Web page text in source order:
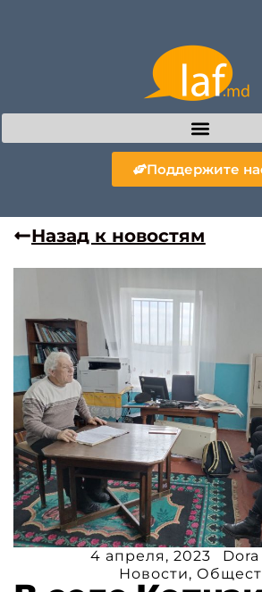
Поддержите
Назад к новостям
4 апреля, 2023
Новости,